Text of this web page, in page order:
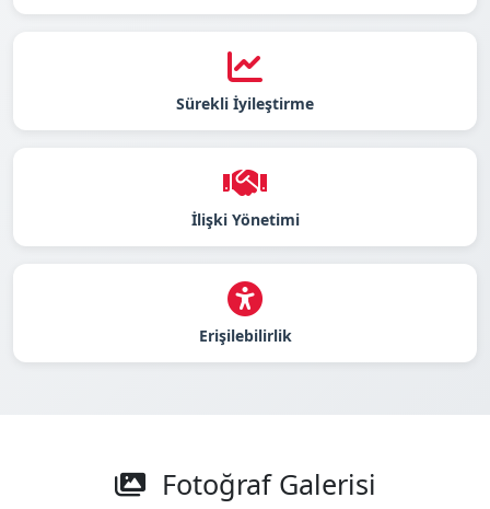
Sürekli İyileştirme
İlişki Yönetimi
Erişilebilirlik
Fotoğraf Galerisi